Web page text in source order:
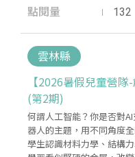
點閱量 132
雲林縣
【2026暑假兒童營
(第2期)
何謂人工智能？你是否對
器人的主題，用不同角度
學生認識材料力學、結構